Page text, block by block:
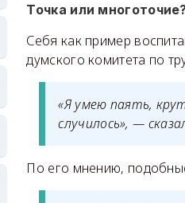
Точка или
Себя как пример
думского комитета по
«Я умею паять,
случилось», —
По его мнению,